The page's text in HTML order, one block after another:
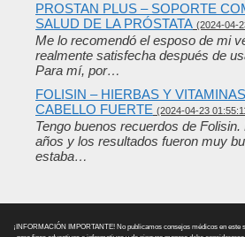
PROSTAN PLUS – SOPORTE
SALUD DE LA PRÓSTATA (2024-04-
Me lo recomendó el esposo de mi
realmente satisfecha después de
Para mí, por…
FOLISIN – HIERBAS Y
CABELLO FUERTE (2024-04-23
Tengo buenos recuerdos de
años y los resultados fueron muy
estaba…
¡INFORMACIÓN IMPORTANTE! No publicamos consejos médicos en este